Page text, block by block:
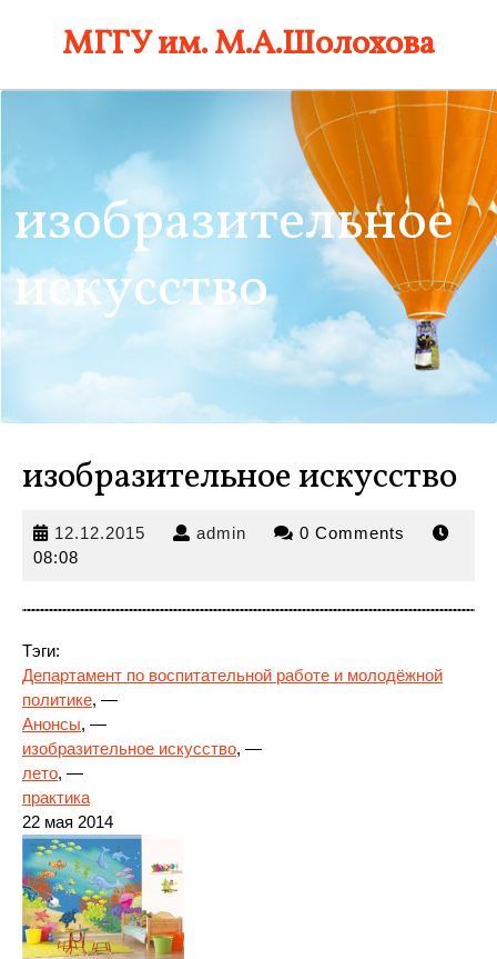
МГГУ им. М.А.Шолохова
изобразительное
искусство
изобразительное искусство
12.12.2015 12.12.2015
admin admin 0 Comments
08:08
Тэги:
Департамент по воспитательной работе и молодёжной
политике, —
Анонсы, —
изобразительное искусство, —
лето, —
практика
22 мая 2014